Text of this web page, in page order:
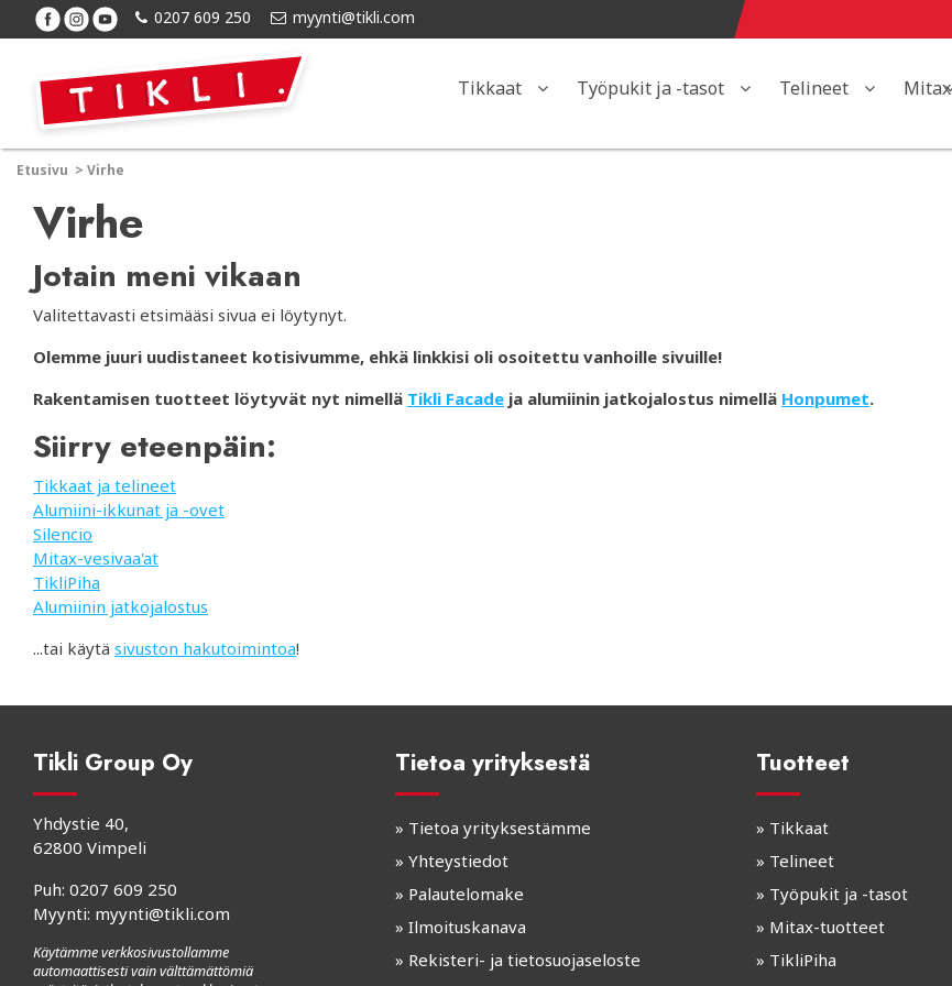
0207 609 250 myynti@tikli.com
Tikkaat Työpukit ja -tasot Telineet Mitax
Etusivu > Virhe
Virhe
Jotain meni vikaan
Valitettavasti etsimääsi sivua ei löytynyt.
Olemme juuri uudistaneet kotisivumme, ehkä linkkisi oli osoitettu vanhoille sivuille!
Rakentamisen tuotteet löytyvät nyt nimellä Tikli Facade ja alumiinin jatkojalostus nimellä Honpumet.
Siirry eteenpäin:
Tikkaat ja telineet
Alumiini-ikkunat ja -ovet
Silencio
Mitax-vesivaa'at
TikliPiha
Alumiinin jatkojalostus
...tai käytä sivuston hakutoimintoa!
Tikli Group Oy
Yhdystie 40,
62800 Vimpeli
Puh: 0207 609 250
Myynti: myynti@tikli.com
Käytämme verkkosivustollamme
automaattisesti vain välttämättömiä
Tietoa yrityksestä
» Tietoa yrityksestämme
» Yhteystiedot
» Palautelomake
» Ilmoituskanava
» Rekisteri- ja tietosuojaseloste
Tuotteet
» Tikkaat
» Telineet
» Työpukit ja -tasot
» Mitax-tuotteet
» TikliPiha